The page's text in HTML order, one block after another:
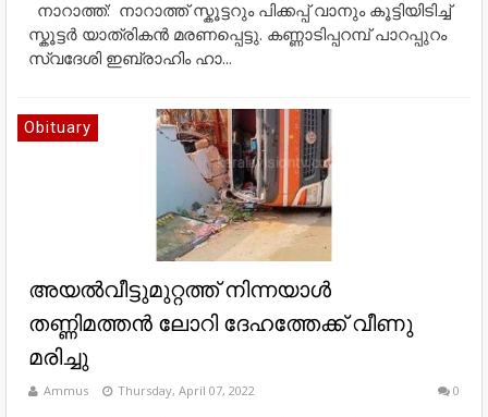
നാറാത്ത്: നാറാത്ത് സ്കൂട്ടറും പിക്കപ്പ് വാനും കൂട്ടിയിടിച്ച്
സ്കൂട്ടർ യാത്രികൻ മരണപ്പെട്ടു. കണ്ണാടിപ്പറമ്പ് പാറപ്പുറം
സ്വദേശി ഇബ്രാഹിം ഹാ...
Obituary
അയൽവീട്ടുമുറ്റത്ത് നിന്നയാൾ
തണ്ണിമത്തൻ ലോറി ദേഹത്തേക്ക് വീണു
മരിച്ചു
Ammus Thursday, April 07, 2022 0